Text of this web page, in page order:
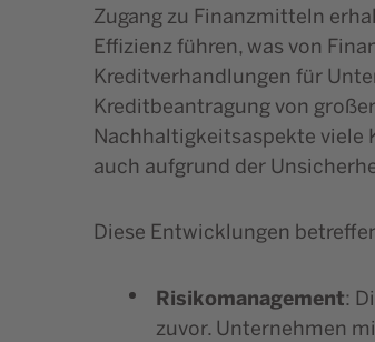
Zugang zu Finanzmitteln
Effizienz führen, was von
Kreditverhandlungen für
Kreditbeantragung von
Nachhaltigkeitsaspekte viele
auch aufgrund der
Diese Entwicklungen
Risikomanagement:
zuvor. Unternehmen